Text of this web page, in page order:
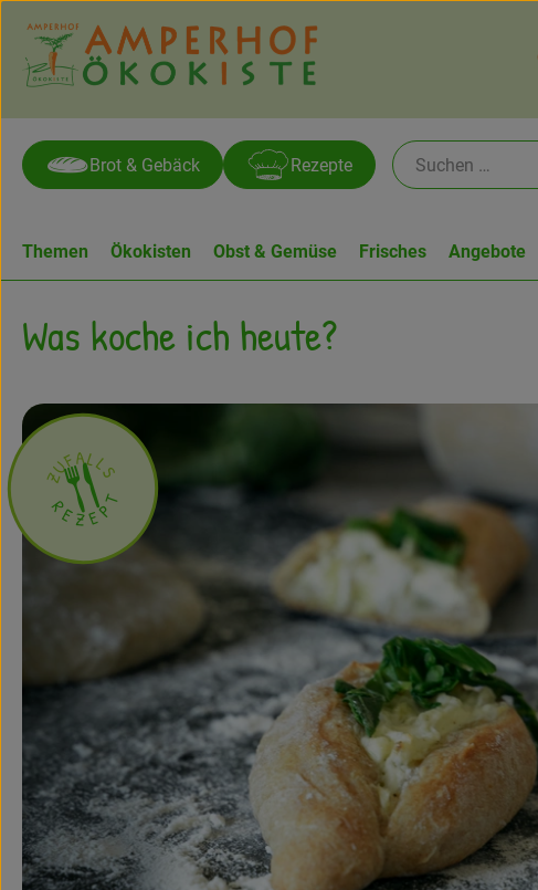
Brot & Gebäck Rezepte
Themen Ökokisten Obst & Gemüse Frisches Angebote
Rezeptsammlung
Was koche ich heute?
Z
U
FALL
S
T
P
E
Z
E
R